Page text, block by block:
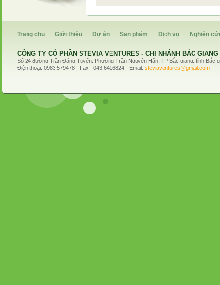
Trang chủ Giới thiệu Dự án Sản phẩm Dịch vụ Nghiên
CÔNG TY CỔ PHẦN STEVIA VENTURES - CHI NHÁNH BẮC GIANG
Số 24 đường Trần Đăng Tuyển, Phường Trần Nguyên Hãn, TP Bắc giang, tỉnh Bắc
Điện thoại: 0983.579478 - Fax : 043.6416824 - Email:steviaventures@gmail.com